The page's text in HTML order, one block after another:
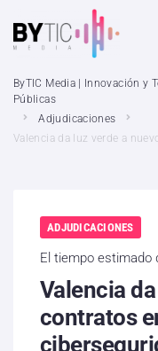
ByTIC Media | Innovación y
Públicas
Adjudicaciones
Valencia da luz verde a
ADJUDICACIONES
El tiempo estimado
Valencia
contratos